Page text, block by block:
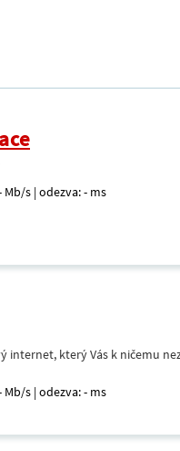
s | odezva: - ms
který Vás k ničemu
s | odezva: - ms